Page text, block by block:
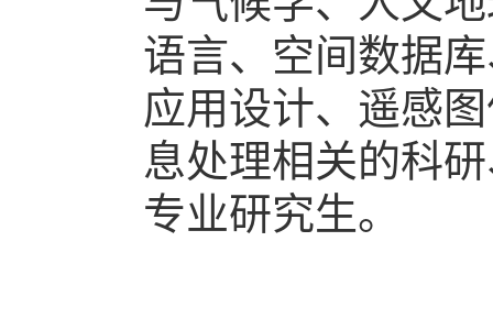
语言、空间数据
应用设计、遥感
息处理相关的科
专业研究生。